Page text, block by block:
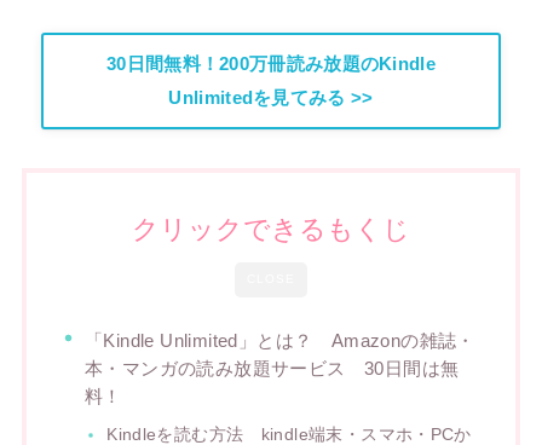
30日間無料！200万冊読み放題のKindle
Unlimitedを見てみる >>
クリックできるもくじ
「Kindle Unlimited」とは？ Amazonの雑誌・
本・マンガの読み放題サービス 30日間は無
料！
Kindleを読む方法 kindle端末・スマホ・PCか